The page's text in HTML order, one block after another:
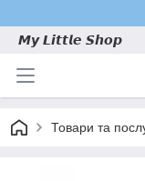
𝙈𝙮 𝙇𝙞𝙩𝙩𝙡𝙚 𝙎𝙝𝙤𝙥
Товари та